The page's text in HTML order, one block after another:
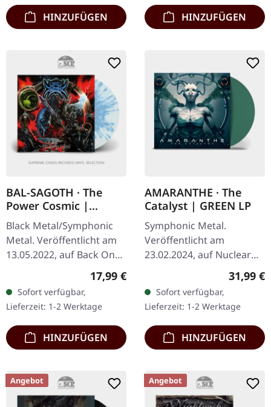
HINZUFÜGEN HINZUFÜGEN
BAL-SAGOTH · The
Power Cosmic |
CLEAR/BLUE LP
Black Metal/Symphonic
Metal. Veröffentlicht am
13.05.2022, auf Back On
Black. Clear Vinyl mit
blauen Splattern im
Gatefold-Cover. Bal-
Sagoth liefern…
Regulärer Preis:
17,99 €
Sofort verfügbar,
Lieferzeit: 1-2 Werktage
HINZUFÜGEN
AMARANTHE · The
Catalyst | GREEN LP
Symphonic Metal.
Veröffentlicht am
23.02.2024, auf Nuclear
Blast Records. Grünes
Vinyl. Die schwedische
Melodic-Metal-Sensation
Amaranthe liefert mit…
31,99 €
Sofort verfügbar,
Lieferzeit: 1-2 Werktage
HINZUFÜGEN
Angebot Angebot